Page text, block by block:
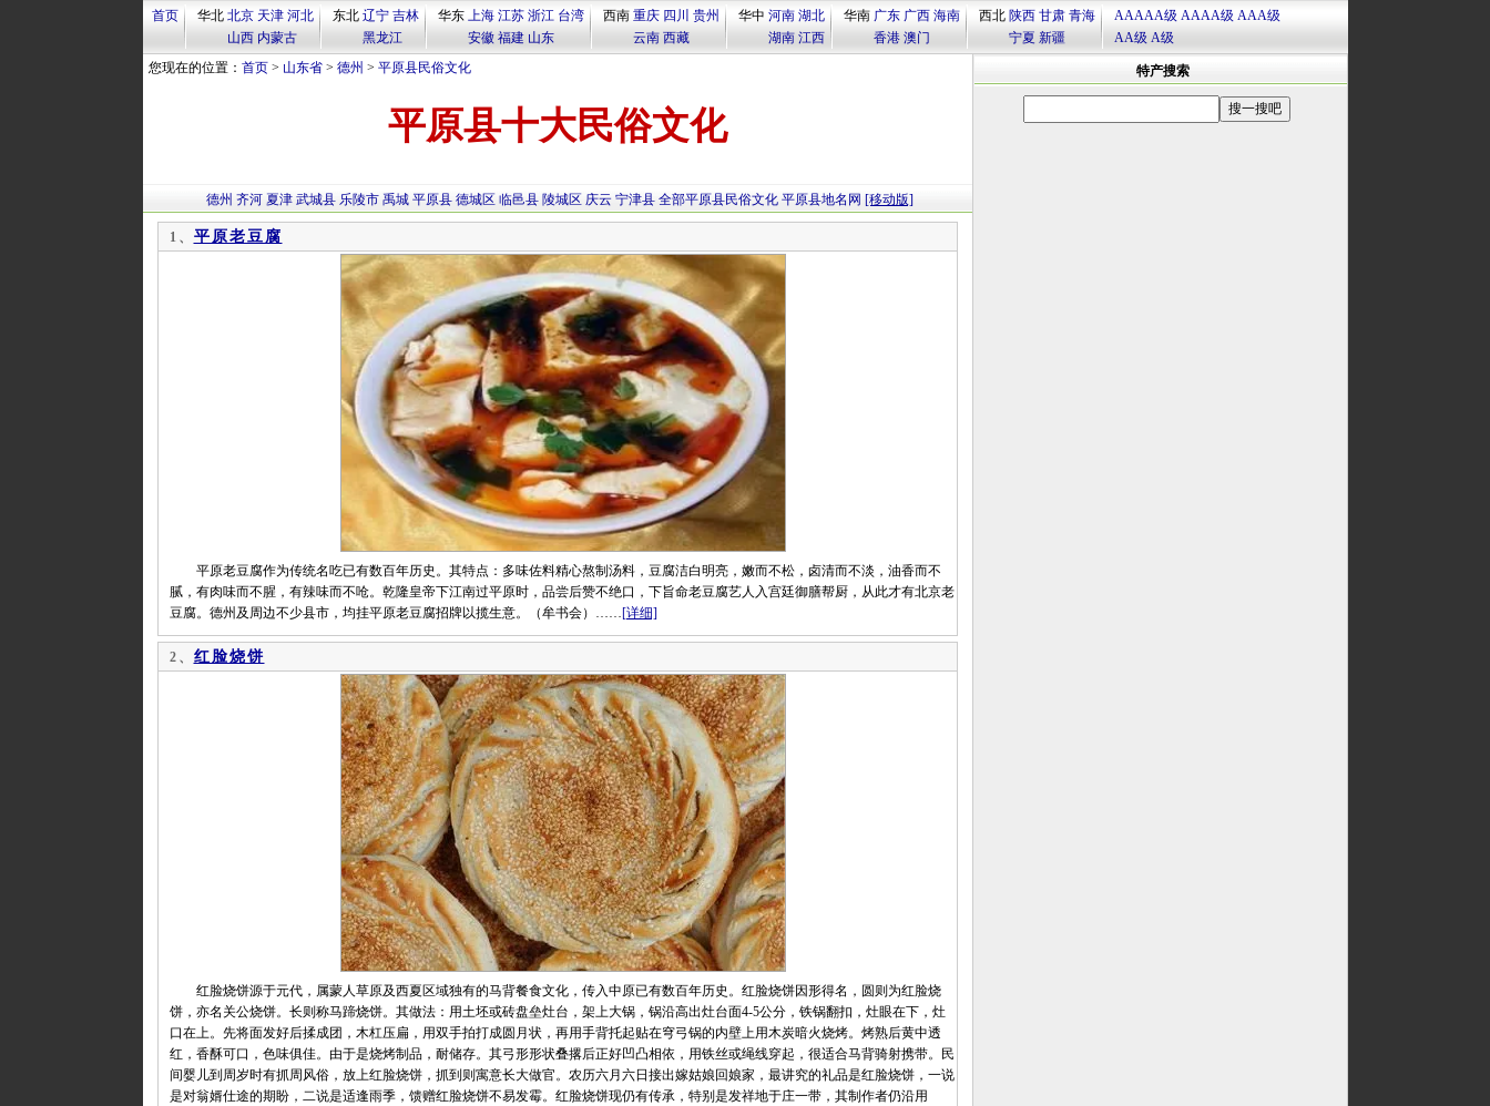
首页 华北 北京 天津 河北
山西 内蒙古
东北 辽宁 吉林
黑龙江
华东 上海 江苏 浙江 台湾
安徽 福建 山东
西南 重庆 四川 贵州
云南 西藏
华中 河南 湖北
湖南 江西
华南 广东 广西 海南
香港 澳门
西北 陕西 甘肃 青海
宁夏 新疆
AAAAA级 AAAA级 AAA级
AA级 A级
您现在的位置： 首页> 山东省> 德州 > 平原县民俗文化
平原县十大民俗文化
德州 齐河 夏津 武城县 乐陵市 禹城 平原县 德城区 临邑县 陵城区 庆云 宁津县 全部平原县民俗文化 平原县地名网 [移动版]
1、 平原老豆腐
平原老豆腐作为传统名吃已有数百年历史。其特点：多味佐料精心熬制汤料，豆腐洁白明亮，嫩而不松，卤清而不淡，油香而不
腻，有肉味而不腥，有辣味而不呛。乾隆皇帝下江南过平原时，品尝后赞不绝口，下旨命老豆腐艺人入宫廷御膳帮厨，从此才有北京老
豆腐。德州及周边不少县市，均挂平原老豆腐招牌以揽生意。（牟书会）……[详细]
2、 红脸烧饼
红脸烧饼源于元代，属蒙人草原及西夏区域独有的马背餐食文化，传入中原已有数百年历史。红脸烧饼因形得名，圆则为红脸烧
饼，亦名关公烧饼。长则称马蹄烧饼。其做法：用土坯或砖盘垒灶台，架上大锅，锅沿高出灶台面4-5公分，铁锅翻扣，灶眼在下，灶
口在上。先将面发好后揉成团，木杠压扁，用双手拍打成圆月状，再用手背托起贴在穹弓锅的内壁上用木炭暗火烧烤。烤熟后黄中透
红，香酥可口，色味俱佳。由于是烧烤制品，耐储存。其弓形形状叠撂后正好凹凸相依，用铁丝或绳线穿起，很适合马背骑射携带。民
间婴儿到周岁时有抓周风俗，放上红脸烧饼，抓到则寓意长大做官。农历六月六日接出嫁姑娘回娘家，最讲究的礼品是红脸烧饼，一说
是对翁婿仕途的期盼，二说是适逢雨季，馈赠红脸烧饼不易发霉。红脸烧饼现仍有传承，特别是发祥地于庄一带，其制作者仍沿用
特产搜索